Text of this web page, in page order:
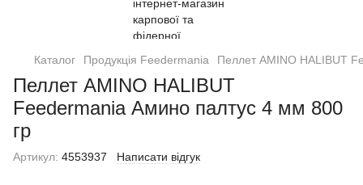
Каталог Продукція Feedermania Пеллет AMINO HALIBUT
Пеллет AMINO HALIBUT
Feedermania Амино палтус 4 мм 800
гр
Артикул: 4553937 Написати відгук